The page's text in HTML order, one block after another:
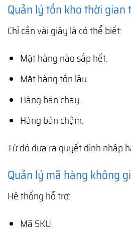
Quản lý tồn kho thời gian
Chỉ cần vài giây là có thể biết:
Mặt hàng nào sắp hết.
Mặt hàng tồn lâu.
Hàng bán chạy.
Hàng bán chậm.
Từ đó đưa ra quyết định nhập
Quản lý mã hàng không
Hệ thống hỗ trợ:
Mã SKU.